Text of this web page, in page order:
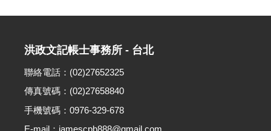
洪政文記帳士事務所 - 台北
聯絡電話：(02)27652325
傳真號碼：(02)27658840
手機號碼：0976-329-678
E-mail：jamescpb888@gmail.com